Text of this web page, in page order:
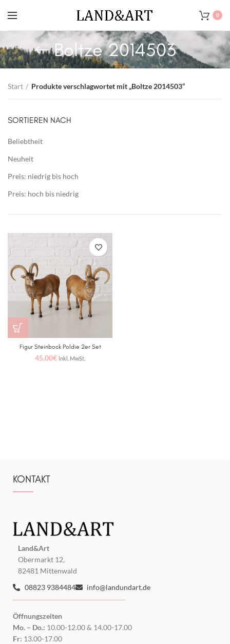
0
Boltze 2014503
Start Produkte verschlagwortet mit „Boltze 2014503“
SORTIEREN NACH
Beliebtheit
Neuheit
Preis: niedrig bis hoch
Preis: hoch bis niedrig
Figur Steinbock Poldie 2er Set
45.00€ inkl. MwSt.
KONTAKT
Land&Art
Obermarkt 12,
82481 Mittenwald
08823 9384484
info@landundart.de
Öffnungszeiten
Mo. – Do.: 10.00-12.00 & 14.00-17.00
Fr: 13.00-17.00